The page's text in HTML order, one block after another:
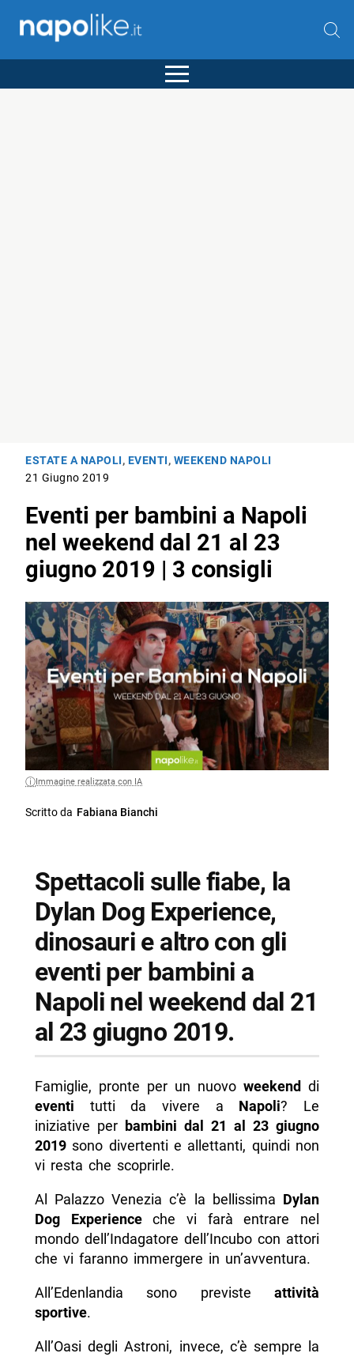
ESTATE A NAPOLI, EVENTI, WEEKEND NAPOLI
21 Giugno 2019
Eventi per bambini a Napoli
nel weekend dal 21 al 23
giugno 2019 | 3 consigli
Immagine realizzata con IA
Scritto da Fabiana Bianchi
Spettacoli sulle fiabe, la
Dylan Dog Experience,
dinosauri e altro con gli
eventi per bambini a
Napoli nel weekend dal 21
al 23 giugno 2019.
Famiglie, pronte per un nuovoweekend di
eventi tutti da vivere a Napoli? Le
iniziative per bambini dal 21 al 23 giugno
2019sono divertenti e allettanti, quindi non
vi resta che scoprirle.
Al Palazzo Venezia c’è la bellissima Dylan
Dog Experienceche vi farà entrare nel
mondo dell’Indagatore dell’Incubo con attori
che vi faranno immergere in un’avventura.
All’Edenlandia sono previsteattività
sportive.
All’Oasi degli Astroni, invece, c’è sempre la